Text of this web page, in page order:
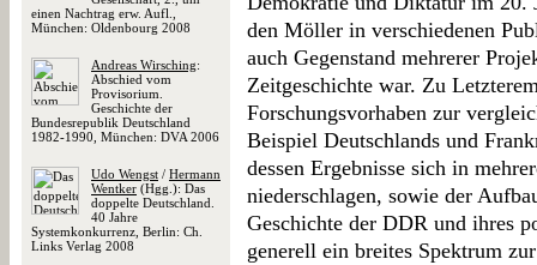
einen Nachtrag erw. Aufl.,
München: Oldenbourg 2008
Andreas Wirsching:
Abschied vom
Provisorium.
Geschichte der
Bundesrepublik Deutschland
1982-1990, München: DVA 2006
Udo Wengst / Hermann
Wentker (Hgg.): Das
doppelte Deutschland.
40 Jahre
Systemkonkurrenz, Berlin: Ch.
Links Verlag 2008
den Möller in verschiedenen
auch Gegenstand mehrerer
Zeitgeschichte war. Zu
Forschungsvorhaben zur
Beispiel Deutschlands und
dessen Ergebnisse sich in
niederschlagen, sowie der
Geschichte der DDR und ihres
generell ein breites Spektrum